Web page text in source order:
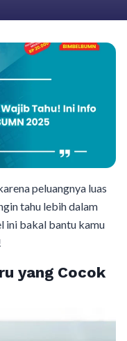
peluangnya luas
tahu lebih dalam
bakal bantu kamu
yang Cocok